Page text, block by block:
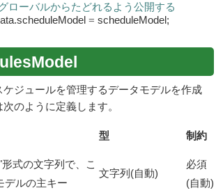
ローバルからたどれるよう公開する
= scheduleModel;
ジュールを管理するデータモデルを作成
のように定義します。
型 制約
式の文字列で、こ
デルの主キー
文字列(自動)
必須
(自動)